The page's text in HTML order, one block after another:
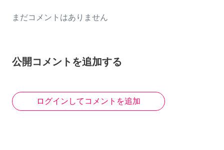
まだコメントはありません
公開コメントを追加する
ログインしてコメントを追加